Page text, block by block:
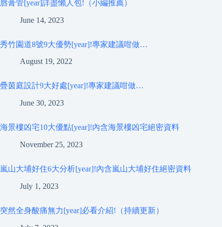
唇膏管[year]詳盡懶人包!（小編推薦）
June 14, 2023
秀竹園道8號9大優勢[year]!專家建議咁做…
August 19, 2022
疊茵庭設計9大好處[year]!專家建議咁做…
June 30, 2023
海景樓凶宅10大優點[year]!內含海景樓凶宅絕密資料
November 25, 2023
嵐山大埔好住6大分析[year]!內含嵐山大埔好住絕密資料
July 1, 2023
突然全身酸痛無力[year]必看介紹!（持續更新）